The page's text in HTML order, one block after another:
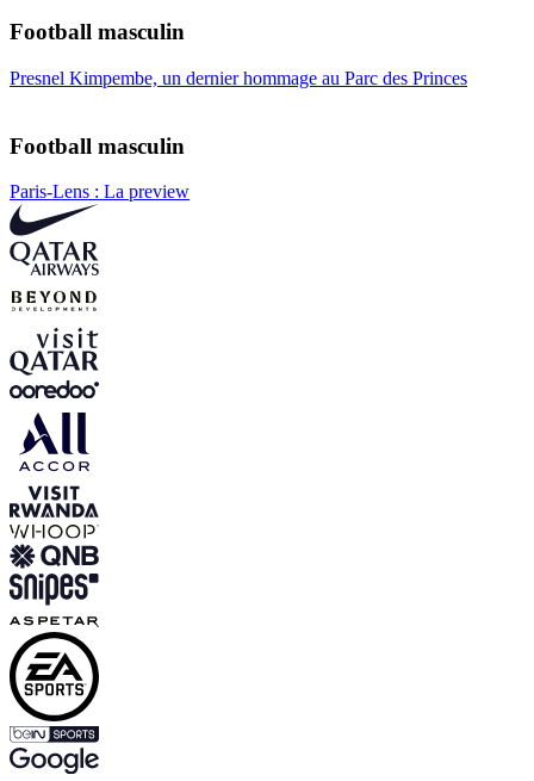
Football masculin
Presnel Kimpembe, un dernier hommage au Parc des Princes
Football masculin
Paris-Lens : La preview